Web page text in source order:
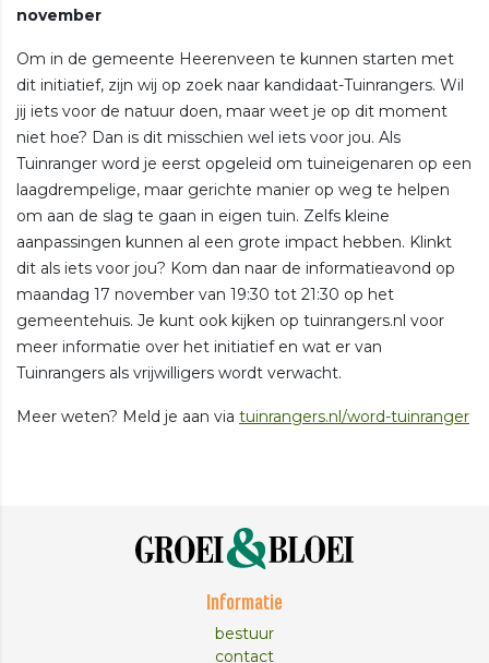
november
Om in de gemeente Heerenveen te kunnen starten met
dit initiatief, zijn wij op zoek naar kandidaat-Tuinrangers. Wil
jij iets voor de natuur doen, maar weet je op dit moment
niet hoe? Dan is dit misschien wel iets voor jou. Als
Tuinranger word je eerst opgeleid om tuineigenaren op een
laagdrempelige, maar gerichte manier op weg te helpen
om aan de slag te gaan in eigen tuin. Zelfs kleine
aanpassingen kunnen al een grote impact hebben. Klinkt
dit als iets voor jou? Kom dan naar de informatieavond op
maandag 17 november van 19:30 tot 21:30 op het
gemeentehuis. Je kunt ook kijken op tuinrangers.nl voor
meer informatie over het initiatief en wat er van
Tuinrangers als vrijwilligers wordt verwacht.
Meer weten? Meld je aan via tuinrangers.nl/word-tuinranger
Informatie
bestuur
contact